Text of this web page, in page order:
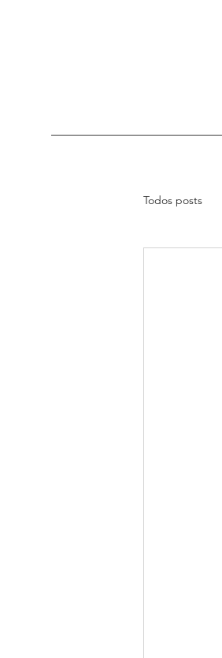
Todos posts